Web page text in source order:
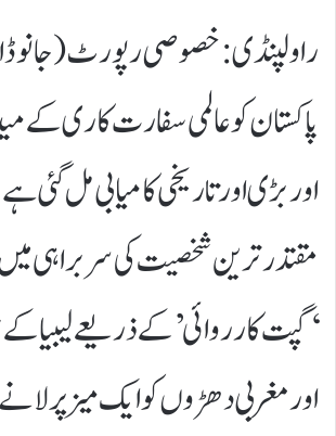
​راولپنڈی: خصوصی رپورٹ
پاکستان کو عالمی سفارت کاری کے
اور بڑی اور تاریخی کامیابی مل گئی
مقتدر ترین شخصیت کی سربراہی میں
‘گپت کارروائی’ کے ذریعے لیبیا
اور مغربی دھڑوں کو ایک میز پر